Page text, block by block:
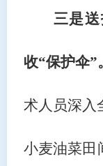
三是
收“保护伞”。
术人员深入
小麦油菜田